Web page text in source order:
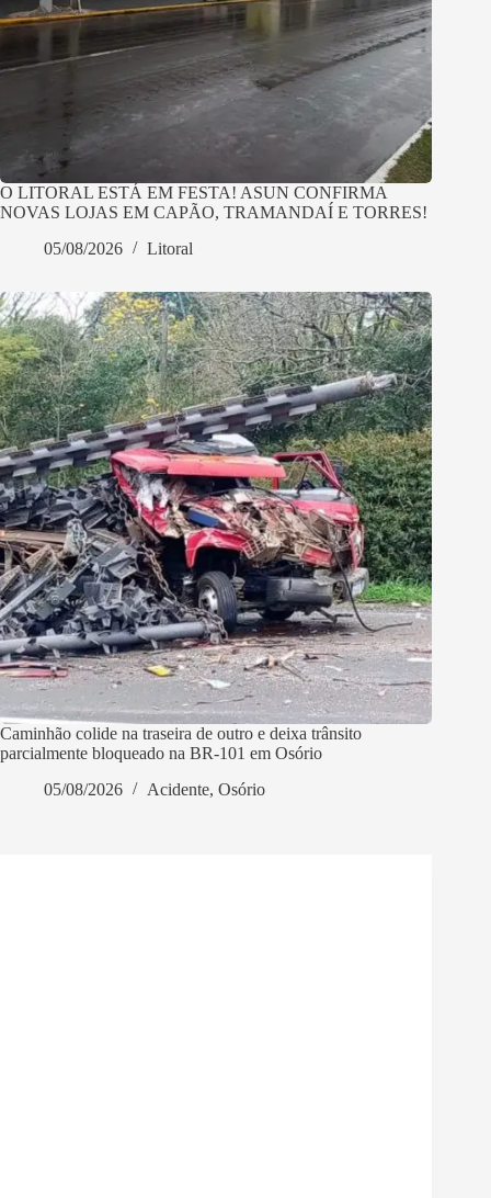
O LITORAL ESTÁ EM FESTA! ASUN CONFIRMA
NOVAS LOJAS EM CAPÃO, TRAMANDAÍ E TORRES!
05/08/2026
Litoral
Caminhão colide na traseira de outro e deixa trânsito
parcialmente bloqueado na BR-101 em Osório
05/08/2026
Acidente, Osório